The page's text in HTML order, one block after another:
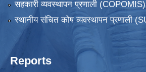
सहकारी व्यवस्थापन प्रणाली (COPOMIS)
स्थानीय संचित कोष व्यवस्थापन प्रणाली
Reports